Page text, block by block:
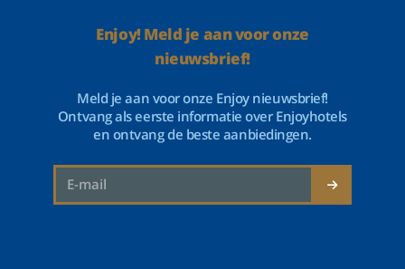
Enjoy! Meld je aan voor onze
nieuwsbrief!
Meld je aan voor onze Enjoy nieuwsbrief!
Ontvang als eerste informatie over Enjoyhotels
en ontvang de beste aanbiedingen.